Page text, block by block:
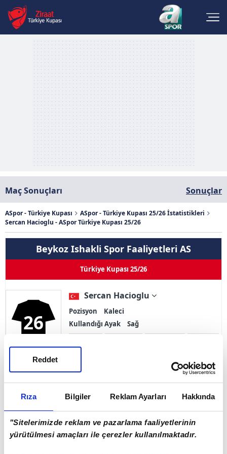
Rıza Bilgiler Reklam Ayarları Hakkında
"Sitelerimizde reklam ve pazarlama faaliyetlerinin
yürütülmesi amaçları ile çerezler kullanılmaktadır.
Reddet
Maç Sonuçları Sonuçlar
ASpor - Türkiye Kupası
ASpor - Türkiye Kupası 25/26 İstatistikleri
Sercan Hacioglu - ASpor Türkiye Kupası 25/26
Beykoz Ishakli Spor Faaliyetleri AS
Türkiye Kupası 25/26
26
Sercan Hacioglu
Pozisyon
Kaleci
Kullandığı Ayak
Sağ
Sarı Kart 0 Çift Kart 0 Kırmızı Kart 0
Doğum Tarihi 22.01.1992